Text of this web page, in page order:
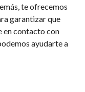
te ofrecemos
garantizar que
en contacto con
ayudarte a